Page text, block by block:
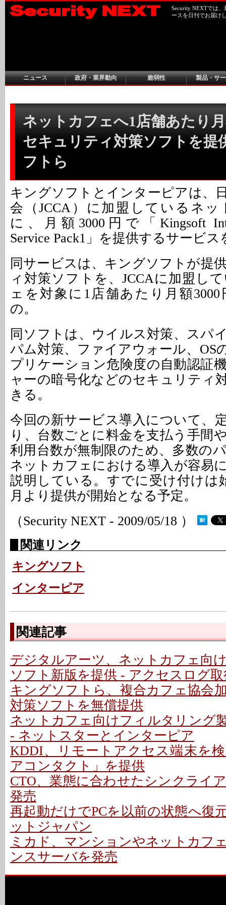
Security NEXTでは
ースを日刊でお届け
ニュース 政府・業界動向 脆弱性 製品・サ
ネットカフェへ1店舗あたり
セキュリティ対策ソフトを提
フトら
キングソフトとインターピアは、
会（JCCA）に加盟しているネ
に、月額3000円で「Kingsoft
Service Pack1」を提供するサービ
同サービスは、キングソフトが提
ィ対策ソフトを、JCCAに加盟し
ェを対象に1店舗あたり月額
の。
同ソフトは、ウイルス対策、スパ
パム対策、ファイアウォール、OS
プリケーション危険度の自動認証
ャーの暗号化などのセキュリティ
きる。
今回の新サービス導入について、
り、台数ごとに料金を支払う手間
利用台数が無制限のため、多数の
ネットカフェにおける導入が容易
説明している。すでに受け付けは
月より提供が開始となる予定。
（Security NEXT - 2009/05/18 ）
関連リンク
キングソフト
インターピア
関連記事
デジタルアーツ、ネットカフェ向
ソフト新版を提供 - アクセスログ
キングソフトら、複合カフェ協会
対策ソフトを無償提供
ネットカフェ向けフィルタリング
- ネットスターとインターピア
KDDI、リモートアクセス端末を
アコンタクト」を提供
CTO、業態に合わせたシンクライ
発売
再起動だけでPCを以前の状態へ復
ットジャパン
ミカド、マンションやネットカフ
ンスサーバを発売